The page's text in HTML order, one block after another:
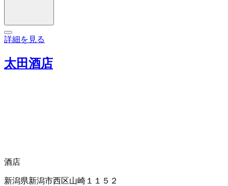
詳細を見る
太田酒店
酒店
新潟県新潟市西区山崎１１５２